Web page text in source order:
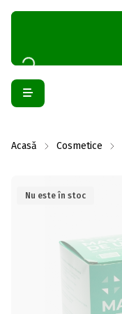
Acasă Cosmetice
Nu este în stoc